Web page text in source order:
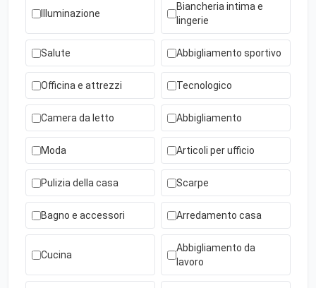
Illuminazione
Biancheria intima e
lingerie
Salute Abbigliamento sportivo
Officina e attrezzi Tecnologico
Camera da letto Abbigliamento
Moda Articoli per ufficio
Pulizia della casa Scarpe
Bagno e accessori Arredamento casa
Cucina
Abbigliamento da
lavoro